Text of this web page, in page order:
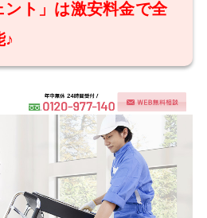
ント」は激安料金で全
♪